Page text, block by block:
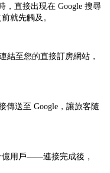
，直接出現在 Google 搜尋
就先觸及。
結至您的直接訂房網站，
傳送至 Google，讓旅客隨
億用戶——連接完成後，